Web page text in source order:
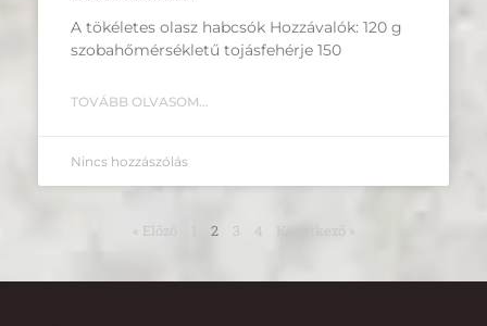
A tökéletes olasz habcsók Hozzávalók: 120 g
szobahőmérsékletű tojásfehérje 150
TOVÁBB OLVASOM...
Nincs hozzászólás
« Előző 2 3 4